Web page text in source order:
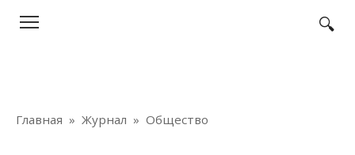
Главная » Журнал » Общество